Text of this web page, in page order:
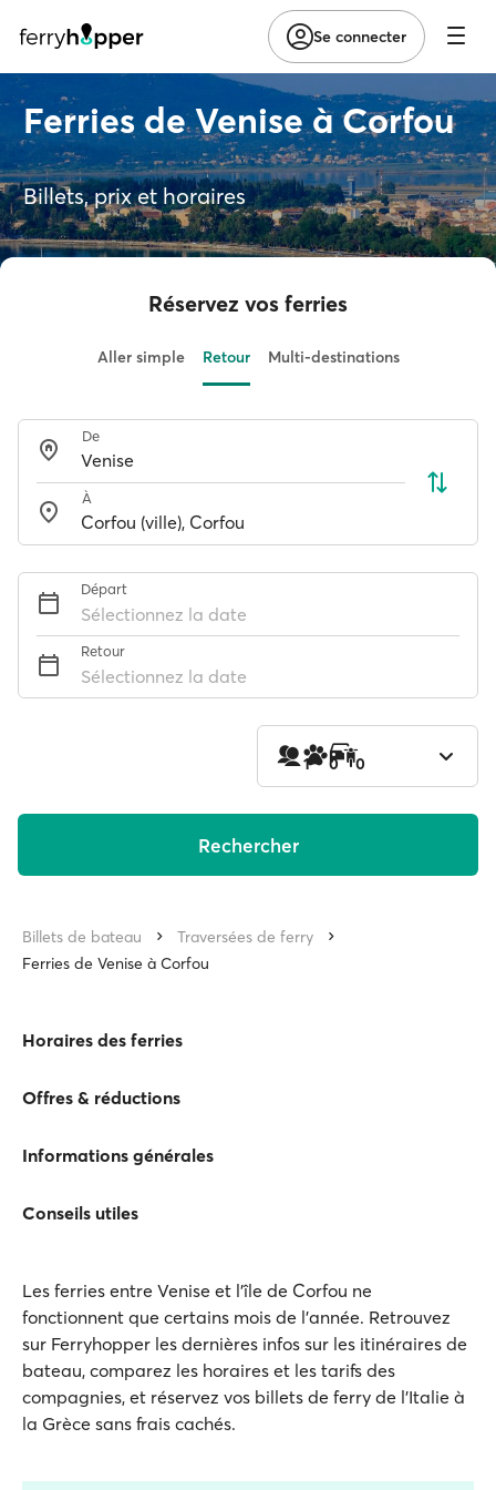
Se connecter
Ferries de Venise à Corfou
Billets, prix et horaires
Réservez vos ferries
Aller simple Retour Multi-destinations
De
À
Départ
Sélectionnez la date
Retour
Sélectionnez la date
1 0 0
Rechercher
Billets de bateau
Traversées de ferry
Ferries de Venise à Corfou
Horaires des ferries
Offres & réductions
Informations générales
Conseils utiles
Les ferries entre Venise et l'île de Corfou ne
fonctionnent que certains mois de l'année. Retrouvez
sur Ferryhopper les dernières infos sur les itinéraires de
bateau, comparez les horaires et les tarifs des
compagnies, et réservez vos billets de ferry de l’Italie à
la Grèce sans frais cachés.